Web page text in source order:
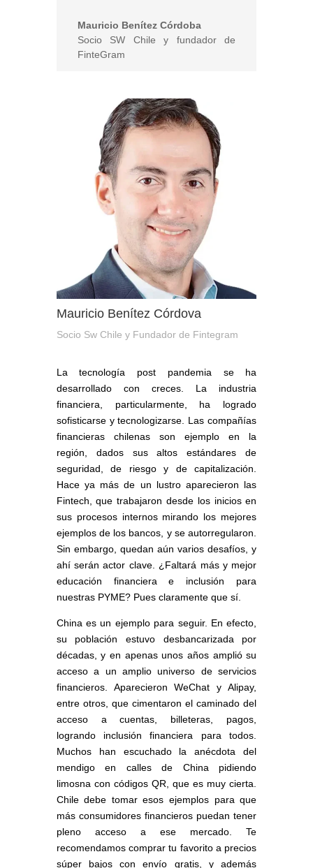
Mauricio Benítez Córdoba
Socio SW Chile y fundador de
FinteGram
Mauricio Benítez Córdova
Socio Sw Chile y Fundador de Fintegram
La tecnología post pandemia se ha
desarrollado con creces. La industria
financiera, particularmente, ha logrado
sofisticarse y tecnologizarse. Las compañías
financieras chilenas son ejemplo en la
región, dados sus altos estándares de
seguridad, de riesgo y de capitalización.
Hace ya más de un lustro aparecieron las
Fintech, que trabajaron desde los inicios en
sus procesos internos mirando los mejores
ejemplos de los bancos, y se autorregularon.
Sin embargo, quedan aún varios desafíos, y
ahí serán actor clave. ¿Faltará más y mejor
educación financiera e inclusión para
nuestras PYME? Pues claramente que sí.
China es un ejemplo para seguir. En efecto,
su población estuvo desbancarizada por
décadas, y en apenas unos años amplió su
acceso a un amplio universo de servicios
financieros. Aparecieron WeChat y Alipay,
entre otros, que cimentaron el caminado del
acceso a cuentas, billeteras, pagos,
logrando inclusión financiera para todos.
Muchos han escuchado la anécdota del
mendigo en calles de China pidiendo
limosna con códigos QR, que es muy cierta.
Chile debe tomar esos ejemplos para que
más consumidores financieros puedan tener
pleno acceso a ese mercado. Te
recomendamos comprar tu favorito a precios
súper bajos con envío gratis, y además